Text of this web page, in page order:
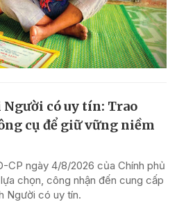
có uy tín: Trao
cụ để giữ vững niềm
CP ngày 4/8/2026 của Chính phủ
chọn, công nhận đến cung cấp
Người có uy tín.